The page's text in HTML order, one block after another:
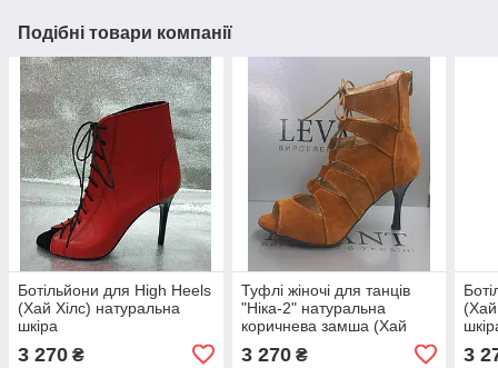
Подібні товари компанії
Ботільйони для High Heels
(Хай Хілс) натуральна
шкіра
3 270 ₴
Туфлі жіночі для танців
"Ніка-2" натуральна
коричнева замша (Хай
3 270₴ 3